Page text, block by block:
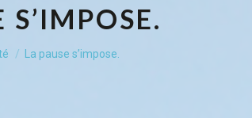
S’IMPOSE.
La pause s’impose.